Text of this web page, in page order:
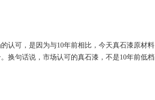
可，是因为与10年前相比，今天真石漆原材料
换句话说，市场认可的真石漆，不是10年前低档